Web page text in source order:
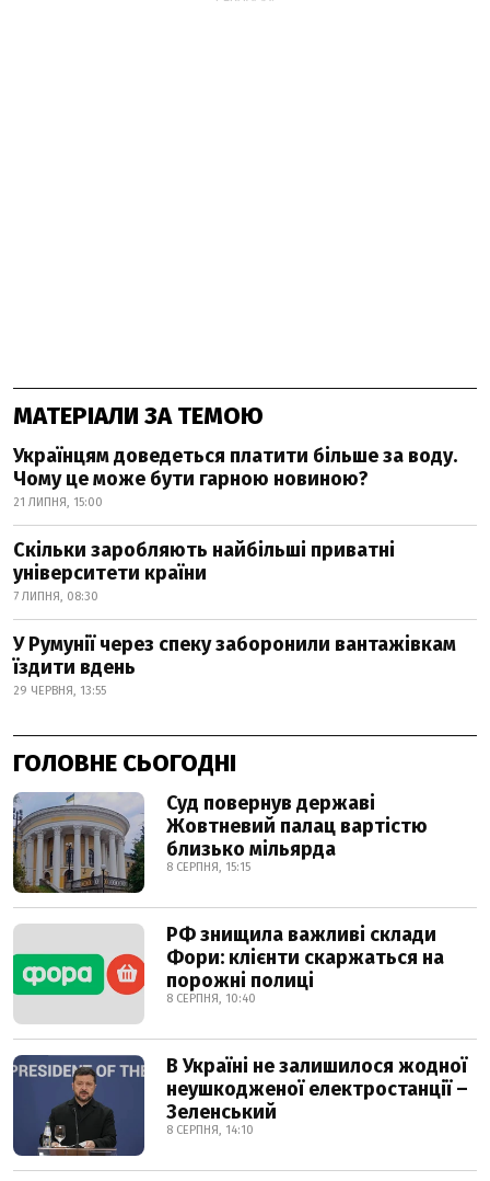
МАТЕРІАЛИ ЗА ТЕМОЮ
Українцям доведеться платити більше за воду.
Чому це може бути гарною новиною?
21 ЛИПНЯ, 15:00
Скільки заробляють найбільші приватні
університети країни
7 ЛИПНЯ, 08:30
У Румунії через спеку заборонили вантажівкам
їздити вдень
29 ЧЕРВНЯ, 13:55
ГОЛОВНЕ СЬОГОДНІ
Суд повернув державі
Жовтневий палац вартістю
близько мільярда
8 СЕРПНЯ, 15:15
РФ знищила важливі склади
Фори: клієнти скаржаться на
порожні полиці
8 СЕРПНЯ, 10:40
В Україні не залишилося жодної
неушкодженої електростанції –
Зеленський
8 СЕРПНЯ, 14:10